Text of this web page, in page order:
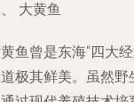
大黄鱼
鱼曾是东海“四大
极其鲜美。虽然